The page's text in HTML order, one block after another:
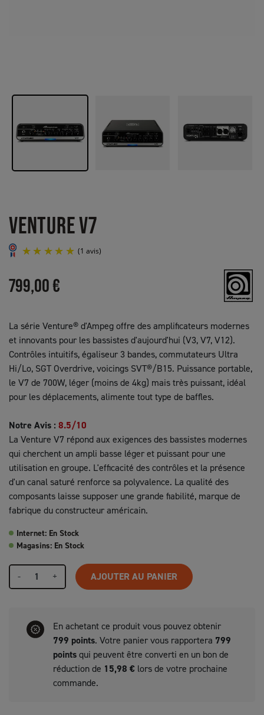
VENTURE V7
(1 avis)
799,00 €
La série Venture® d'Ampeg offre des amplificateurs modernes
et innovants pour les bassistes d'aujourd'hui (V3, V7, V12).
Contrôles intuitifs, égaliseur 3 bandes, commutateurs Ultra
Hi/Lo, SGT Overdrive, voicings SVT®/B15. Puissance portable,
le V7 de 700W, léger (moins de 4kg) mais très puissant, idéal
pour les déplacements, alimente tout type de baffles.
Notre Avis : 8.5/10
La Venture V7 répond aux exigences des bassistes modernes
qui cherchent un ampli basse léger et puissant pour une
utilisation en groupe. L'efficacité des contrôles et la présence
d'un canal saturé renforce sa polyvalence. La qualité des
composants laisse supposer une grande fiabilité, marque de
fabrique du constructeur américain.
Internet: En Stock
Magasins: En Stock
- + AJOUTER AU PANIER
En achetant ce produit vous pouvez obtenir
799 points. Votre panier vous rapportera 799
pointsqui peuvent être converti en un bon de
réduction de 15,98 €lors de votre prochaine
commande.